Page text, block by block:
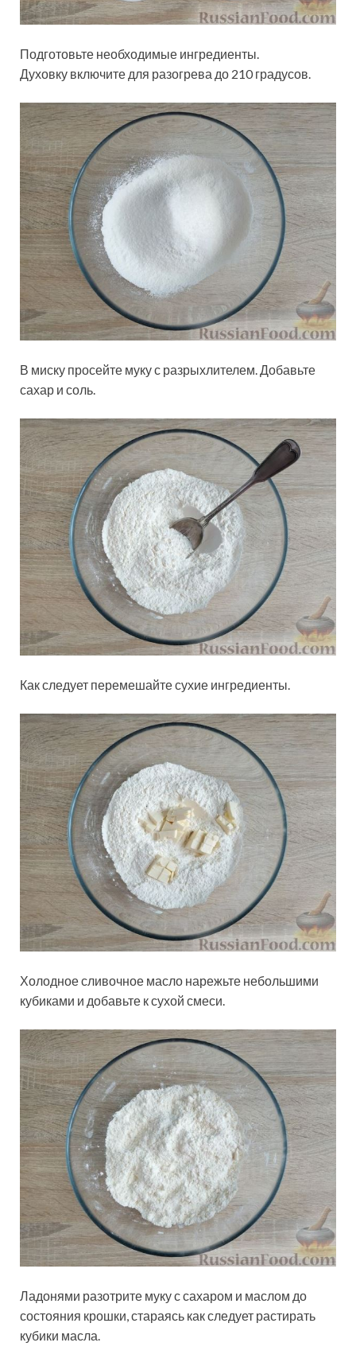
Подготовьте необходимые ингредиенты.
Духовку включите для разогрева до 210 градусов.
В миску просейте муку с разрыхлителем. Добавьте
сахар и соль.
Как следует перемешайте сухие ингредиенты.
Холодное сливочное масло нарежьте небольшими
кубиками и добавьте к сухой смеси.
Ладонями разотрите муку с сахаром и маслом до
состояния крошки, стараясь как следует растирать
кубики масла.